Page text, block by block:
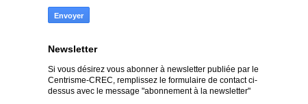
Newsletter
Si vous désirez vous abonner à newsletter publiée par le
Centrisme-CREC, remplissez le formulaire de contact ci-
dessus avec le message "abonnement à la newsletter"